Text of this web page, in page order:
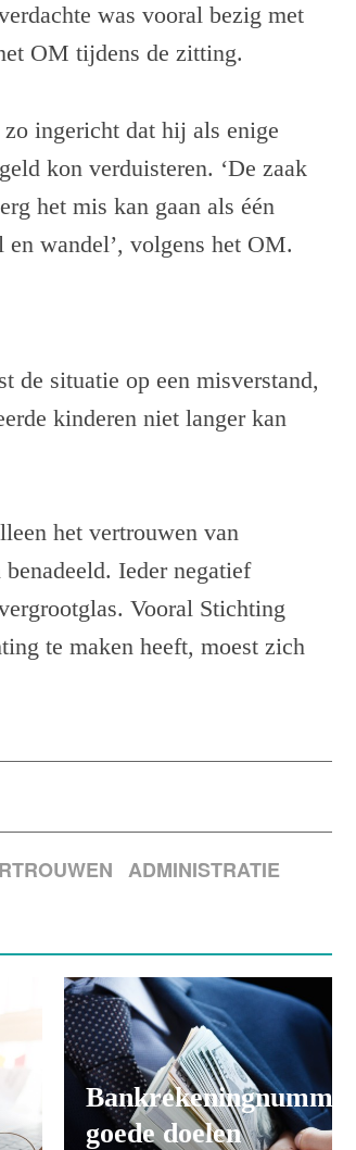
was vooral bezig met
OM tijdens de zitting.
ingericht dat hij als enige
kon verduisteren. ‘De zaak
het mis kan gaan als één
wandel’, volgens het OM.
de situatie op een misverstand,
kinderen niet langer kan
het vertrouwen van
Ieder negatief
Vooral Stichting
te maken heeft, moest zich
ADMINISTRATIE
Bankrekeningnummers
goede doelen